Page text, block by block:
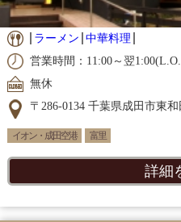
ラーメン 中華料理
営業時間：11:00～翌
無休
〒286-0134 千葉県成田市東和
イオン・成田空港 富里
詳細